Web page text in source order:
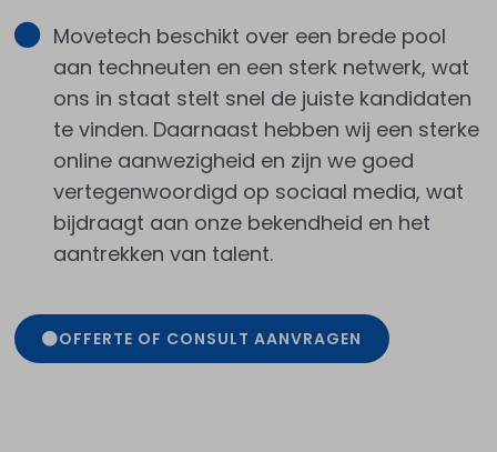
Movetech beschikt over een brede pool
aan techneuten en een sterk netwerk, wat
ons in staat stelt snel de juiste kandidaten
te vinden. Daarnaast hebben wij een sterke
online aanwezigheid en zijn we goed
vertegenwoordigd op sociaal media, wat
bijdraagt aan onze bekendheid en het
aantrekken van talent.
OFFERTE OF CONSULT AANVRAGEN